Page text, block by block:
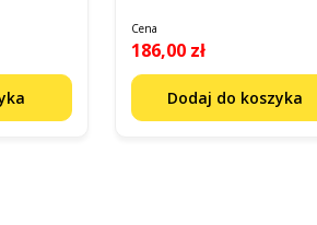
Cena
186,00 zł
Dodaj do koszyka